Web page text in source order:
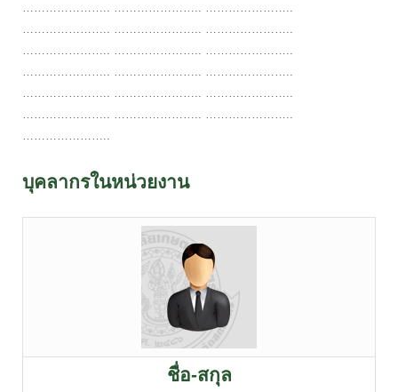
………………….. ………………….. …………………..
………………….. ………………….. …………………..
………………….. ………………….. …………………..
………………….. ………………….. …………………..
………………….. ………………….. …………………..
………………….. ………………….. …………………..
…………………..
บุคลากรในหน่วยงาน
ชื่อ-สกุล